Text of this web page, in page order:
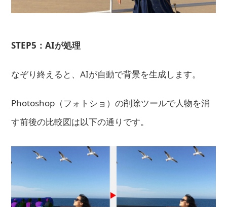
STEP5：AIが処理
なぞり終えると、AIが自動で背景を生成します。
Photoshop（フォトショ）の削除ツールで人物を消
す前後の比較図は以下の通りです。